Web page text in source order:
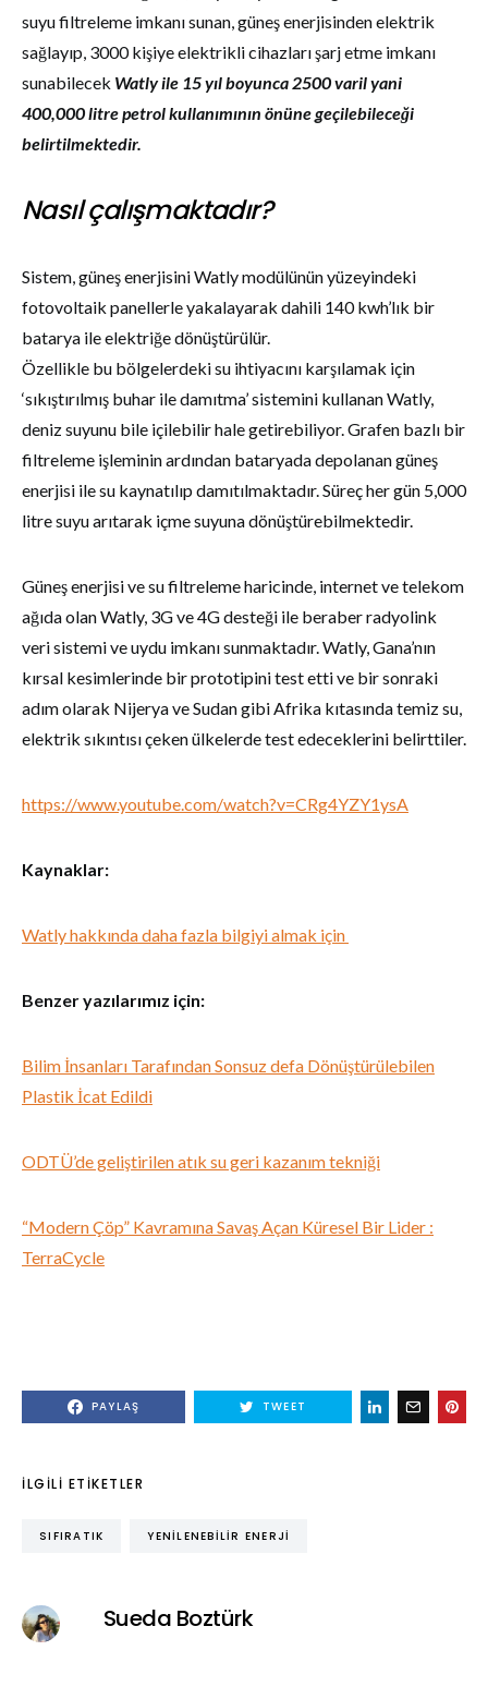
suyu filtreleme imkanı sunan, güneş enerjisinden elektrik
sağlayıp, 3000 kişiye elektrikli cihazları şarj etme imkanı
sunabilecek Watly ile 15 yıl boyunca 2500 varil yani
400,000 litre petrol kullanımının önüne geçilebileceği
belirtilmektedir.
Nasıl çalışmaktadır?
Sistem, güneş enerjisini Watly modülünün yüzeyindeki
fotovoltaik panellerle yakalayarak dahili 140 kwh’lık bir
batarya ile elektriğe dönüştürülür.
Özellikle bu bölgelerdeki su ihtiyacını karşılamak için
‘sıkıştırılmış buhar ile damıtma’ sistemini kullanan Watly,
deniz suyunu bile içilebilir hale getirebiliyor. Grafen bazlı bir
filtreleme işleminin ardından bataryada depolanan güneş
enerjisi ile su kaynatılıp damıtılmaktadır. Süreç her gün 5,000
litre suyu arıtarak içme suyuna dönüştürebilmektedir.
Güneş enerjisi ve su filtreleme haricinde, internet ve telekom
ağıda olan Watly, 3G ve 4G desteği ile beraber radyolink
veri sistemi ve uydu imkanı sunmaktadır. Watly, Gana’nın
kırsal kesimlerinde bir prototipini test etti ve bir sonraki
adım olarak Nijerya ve Sudan gibi Afrika kıtasında temiz su,
elektrik sıkıntısı çeken ülkelerde test edeceklerini belirttiler.
https://www.youtube.com/watch?v=CRg4YZY1ysA
Kaynaklar:
Watly hakkında daha fazla bilgiyi almak için
Benzer yazılarımız için:
Bilim İnsanları Tarafından Sonsuz defa Dönüştürülebilen
Plastik İcat Edildi
ODTÜ’de geliştirilen atık su geri kazanım tekniği
“Modern Çöp” Kavramına Savaş Açan Küresel Bir Lider :
TerraCycle
PAYLAŞ TWEET
İLGILI ETIKETLER
SIFIRATIK YENILENEBILIR ENERJI
Sueda Boztürk